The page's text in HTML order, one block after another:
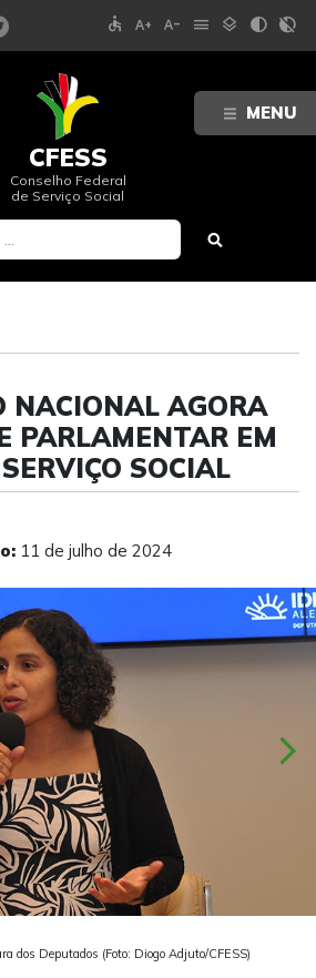
MENU
accessible text_increase text_decrease menu layers contrast contrast_rtl_off
CFESS
Conselho Federal
de Serviço Social
NACIONAL AGORA
PARLAMENTAR EM
SOCIAL
11 de julho de 2024
chevron_right
dos Deputados (Foto: Diogo Adjuto/CFESS)